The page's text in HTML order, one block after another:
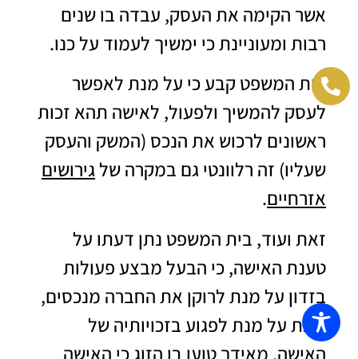
אשר הקימה את העסק, עבדה בו שנים
רבות ומעוניינת כי ימשיך לעמוד על כנו.
בית המשפט קבע כי על מנת לאפשר
לעסק להמשיך ולפעול, לאישה תהא זכות
ראשונים לרכוש את הנכס (המשק והעסק
שעליו) זה רלוונטי גם במקרה שלגירושים
אזרחיים.
זאת ועוד, בית המשפט נתן דעתו על
טענת האישה, כי הבעל מבצע פעולות
בזדון על מנת לרוקן את החברה מנכסים,
וזאת על מנת לפגוע בזכויותיה של
האישה, מאידך טוען בן הזוג כי האישה